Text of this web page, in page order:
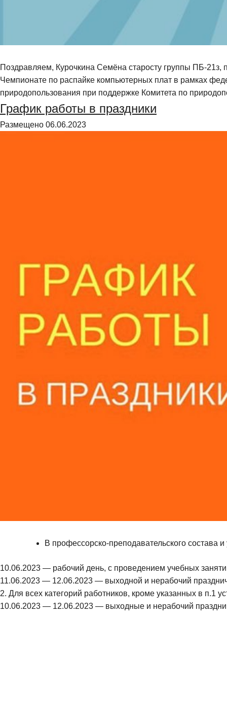
Поздравляем, Курочкина Семёна старосту группы ПБ-
Чемпионате по распайке компьютерных плат в рамках
природопользования при поддержке Комитета по
График работы в праздники
Размещено 06.06.2023
В профессорско-преподавательского состава
10.06.2023 — рабочий день, с проведением учебных
11.06.2023 — 12.06.2023 — выходной и нерабочий
2. Для всех категорий работников, кроме указанных в п.1
10.06.2023 — 12.06.2023 — выходные и нерабочий